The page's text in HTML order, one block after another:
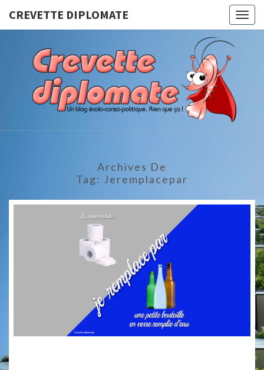
CREVETTE DIPLOMATE
Un Blog
Écolo-
Conso-
Politique.
Archives De
Tag: Jeremplacepar